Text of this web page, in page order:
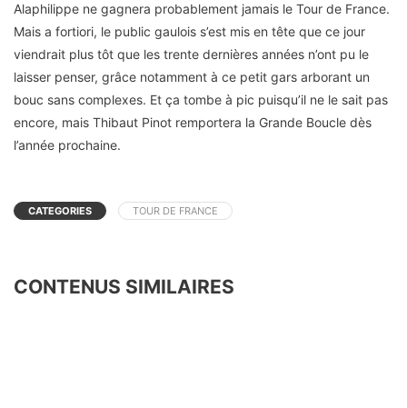
Alaphilippe ne gagnera probablement jamais le Tour de France.
Mais a fortiori, le public gaulois s’est mis en tête que ce jour
viendrait plus tôt que les trente dernières années n’ont pu le
laisser penser, grâce notamment à ce petit gars arborant un
bouc sans complexes. Et ça tombe à pic puisqu’il ne le sait pas
encore, mais Thibaut Pinot remportera la Grande Boucle dès
l’année prochaine.
CATEGORIES TOUR DE FRANCE
CONTENUS SIMILAIRES